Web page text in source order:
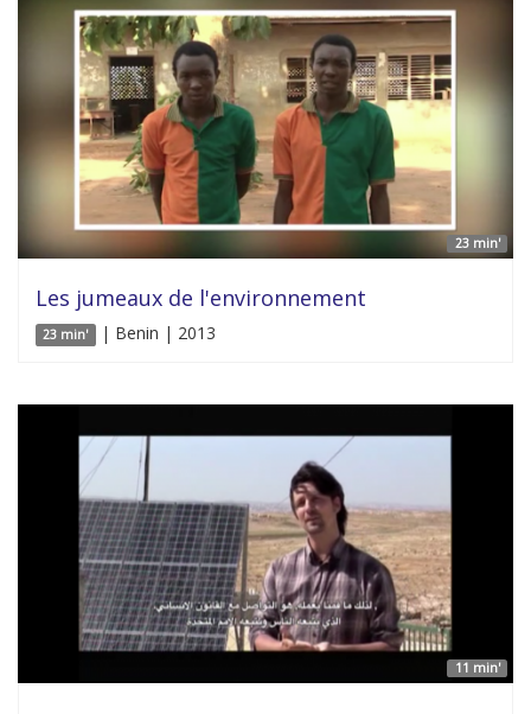
23 min'
Les jumeaux de l'environnement
23 min' | Benin | 2013
11 min'